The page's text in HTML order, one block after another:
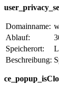
Domainname:
Ablauf:
Speicherort:
Beschreibung: